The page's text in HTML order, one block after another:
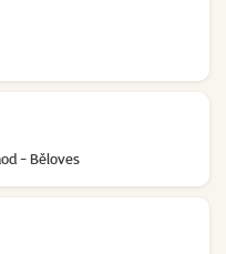
- Běloves